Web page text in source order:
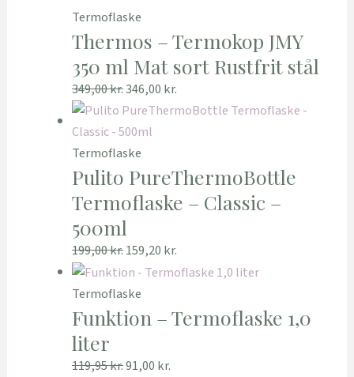
Termoflaske
Thermos – Termokop JMY
350 ml Mat sort Rustfrit stål
349,00kr.346,00 kr.
Termoflaske
Pulito PureThermoBottle
Termoflaske – Classic –
500ml
199,00kr.159,20 kr.
Termoflaske
Funktion – Termoflaske 1,0
liter
119,95kr.91,00 kr.